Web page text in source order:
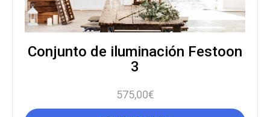
Conjunto de iluminación Festoon
3
575,00€